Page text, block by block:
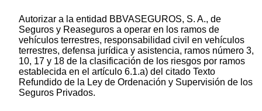
Autorizar a la entidad BBVASEGUROS, S. A., de
Seguros y Reaseguros a operar en los ramos de
vehículos terrestres, responsabilidad civil en vehículos
terrestres, defensa jurídica y asistencia, ramos número 3,
10, 17 y 18 de la clasificación de los riesgos por ramos
establecida en el artículo 6.1.a) del citado Texto
Refundido de la Ley de Ordenación y Supervisión de los
Seguros Privados.